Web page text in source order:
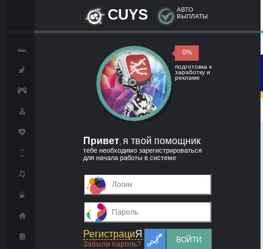
CUYS
АВТО
ВЫПЛАТЫ
0%
подготовка к
заработку и
рекламе
Привет я твой помощник
тебе необходимо зарегистрироваться
для начала работы в системе
РегистрациЯ
Забыли пароль?
ВОЙТИ